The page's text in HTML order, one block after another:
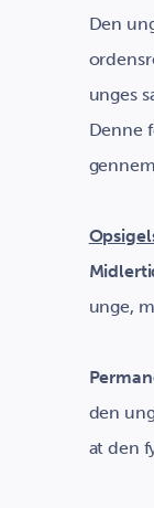
Den
unges
Denne
unge,
den
at den